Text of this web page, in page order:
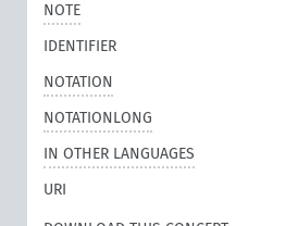
NOTE
IDENTIFIER
NOTATION
NOTATIONLONG
IN OTHER LANGUAGES
URI